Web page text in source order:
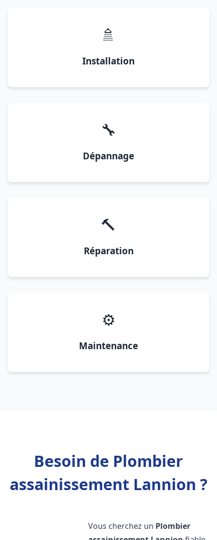
🚿
Installation
🔧
Dépannage
🔨
Réparation
⚙️
Maintenance
Besoin de Plombier
assainissement Lannion ?
Vous cherchez un Plombier